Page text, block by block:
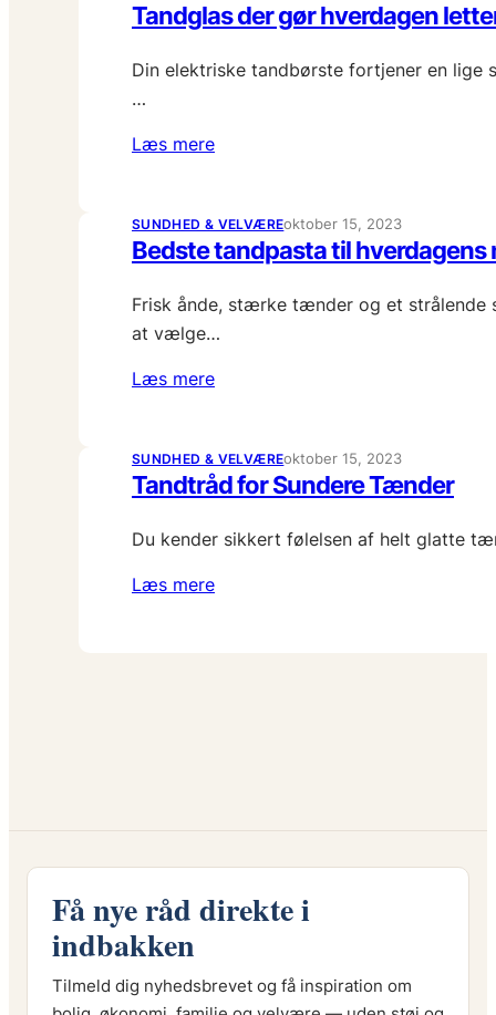
Tandglas der gør hverdagen
Din elektriske tandbørste fortjener en lige
…
Læs mere
SUNDHED & VELVÆREoktober 15, 2023
Bedste tandpasta til hverdagens
Frisk ånde, stærke tænder og et strålende
at vælge…
Læs mere
SUNDHED & VELVÆREoktober 15, 2023
Tandtråd for Sundere Tænder
Du kender sikkert følelsen af helt glatte
Læs mere
Få nye råd direkte i
indbakken
Tilmeld dig nyhedsbrevet og få inspiration om